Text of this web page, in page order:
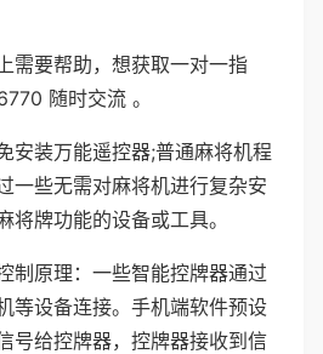
需要帮助，想获取一对一指
随时交流 。
安装万能遥控器;普通麻将机程
一些无需对麻将机进行复杂安
将牌功能的设备或工具。
制原理：一些智能控牌器通过
等设备连接。手机端软件预设
号给控牌器，控牌器接收到信